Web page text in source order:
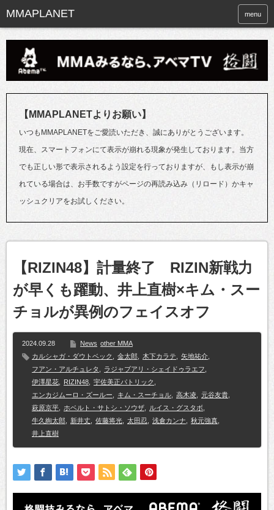
menu
【MMAPLANETよりお願い】
いつもMMAPLANETをご愛読いただき、誠にありがとうございます。
現在、スマートフォンにて表示が崩れる現象が発生しております。当方
でも正しい形で表示されるよう設定を行っておりますが、もし表示が崩
れている場合は、お手数ですがページの再読み込み（リロード）かキャ
ッシュクリアをお試しください。
【RIZIN48】計量終了 RIZIN新戦力
が早くも躍動、井上直樹×キム・スー
チョルが異例のフェイスオフ
2024.09.28 News other MMA
カルシャガ・ダウトベック
金太郎 木下カラテ 矢地祐介
フアン・アルチュレタ
ラジャブアリ・シェイドゥラエフ
伊澤星花
RIZIN48 宇佐美正パトリック
エンカジムーロ・ズールー
キム・スーチョル 高木凌 元谷友貴
萩原京平
ホベルト・サトシ・ソウザ ルイス・グスタボ
牛久絢太郎
新井丈 佐藤将光 太田忍 浅倉カンナ 秋元強真
井上直樹